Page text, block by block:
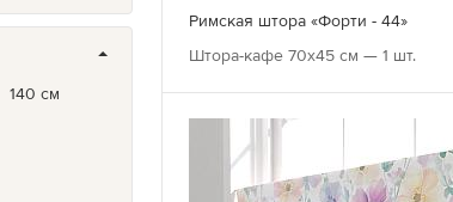
140 см
Римская штора «Форти - 44»
Штора-кафе 70х45 см — 1 шт.